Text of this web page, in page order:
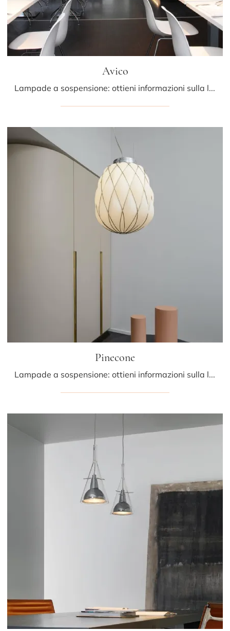
Avico
Lampade a sospensione: ottieni informazioni sulla lampada Avico in policarbonato che ti consigliamo.
Pinecone
Lampade a sospensione: ottieni informazioni sulla lampada Pinecone in vetro che ti consigliamo.